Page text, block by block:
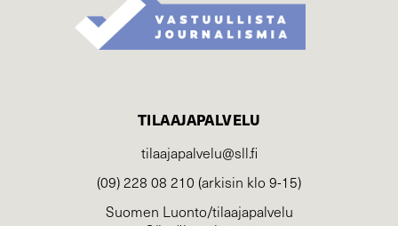
TILAAJAPALVELU
tilaajapalvelu@sll.fi
(09) 228 08 210 (arkisin klo 9-15)
Suomen Luonto/tilaajapalvelu